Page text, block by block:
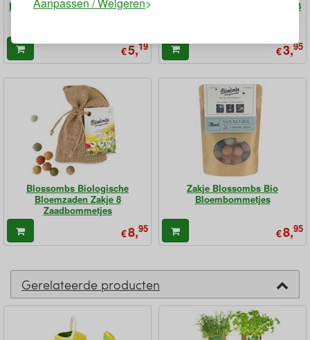
Bloemen Kweektuintje in Ronde
€5,19
Blossombs Bio Cadeautje met 3
€3,95
Blossombs Biologische
Bloemzaden Zakje 8
Zaadbommetjes
€8,95
Zakje Blossombs Bio
Bloembommetjes
€8,95
Gerelateerde producten